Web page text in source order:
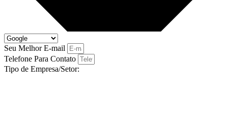
Seu Melhor E-mail
Telefone Para Contato
Tipo de Empresa/Setor: